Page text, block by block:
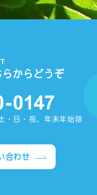
からどうぞ
日・祝、年末年始除
合わせ